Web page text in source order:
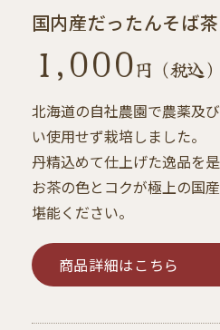
国内産だったんそば茶
1,000円 （税込）
北海道の自社農園で農薬及
い使用せず栽培しました。
丹精込めて仕上げた逸品を
お茶の色とコクが極上の国
堪能ください。
商品詳細はこちら